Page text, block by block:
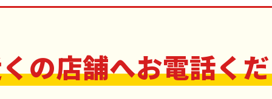
の店舗へお電話く